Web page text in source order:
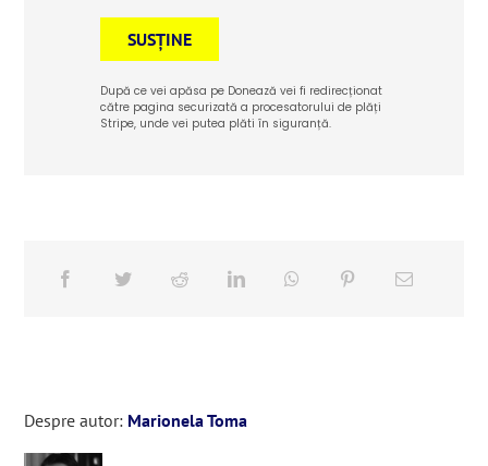
SUSȚINE
După ce vei apăsa pe Donează vei fi redirecționat
către pagina securizată a procesatorului de plăți
Stripe, unde vei putea plăti în siguranță.
Despre autor: Marionela Toma